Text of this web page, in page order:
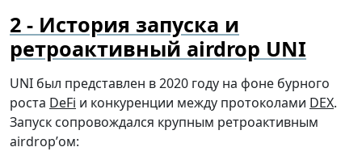
История запуска и
ретроактивный airdrop UNI
UNI был представлен в 2020 году на фоне бурного
роста DeFi и конкуренции между протоколами DEX.
Запуск сопровождался крупным ретроактивным
airdrop’ом: